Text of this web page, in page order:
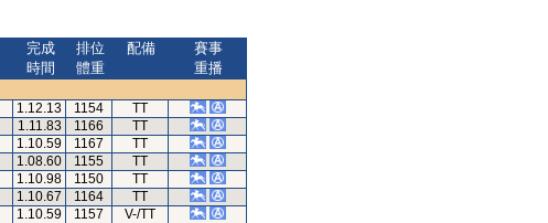
完成
時間
排位
體重
配備
賽事
重播
1.12.13 1154
TT
1.11.83 1166
TT
1.10.59 1167
TT
1.08.60 1155
TT
1.10.98 1150
TT
1.10.67 1164
TT
1.10.59 1157
V-/TT